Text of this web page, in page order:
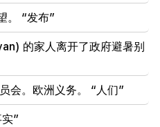
都享有自由。亚伯拉罕米
续为地区和平发挥建设性
。 “发布”
的家人离开了政府避暑别
会。欧洲义务。 “人们”
”